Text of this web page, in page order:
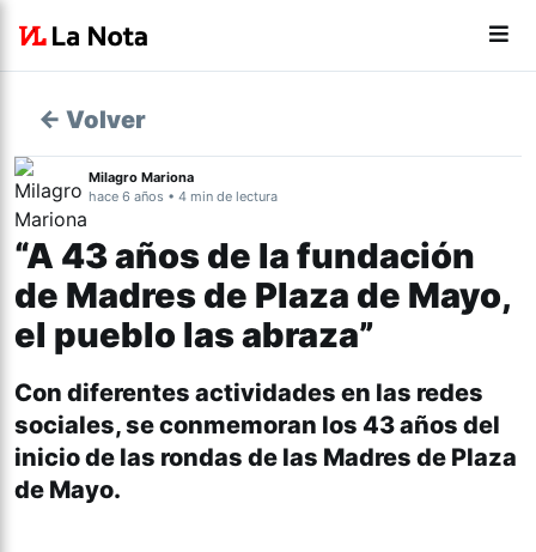
← Volver
Milagro Mariona
hace 6 años • 4 min de lectura
“A 43 años de la fundación
de Madres de Plaza de Mayo,
el pueblo las abraza”
Con diferentes actividades en las redes
sociales, se conmemoran los 43 años del
inicio de las rondas de las Madres de Plaza
de Mayo.